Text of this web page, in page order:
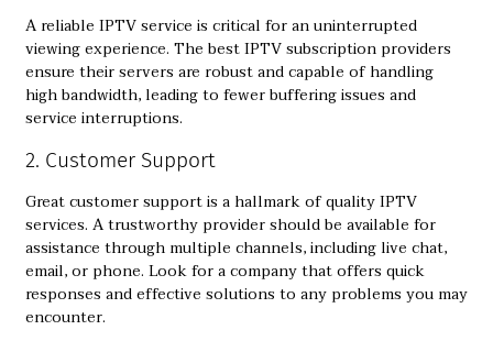
A reliable IPTV service is critical for an uninterrupted
viewing experience. The bestIPTV subscription providers
ensure their servers are robust and capable of handling
high bandwidth, leading to fewer buffering issues and
service interruptions.
2. Customer Support
Great customer support is a hallmark of quality IPTV
services. A trustworthy provider should be available for
assistance through multiple channels, including live chat,
email, or phone. Look for a company that offers quick
responses and effective solutions to any problems you may
encounter.